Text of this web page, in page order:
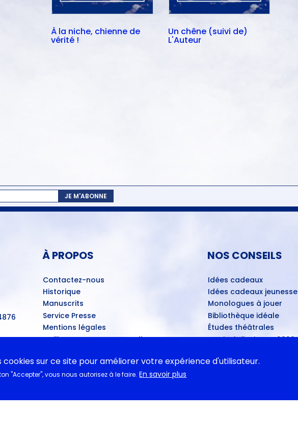
À la niche, chienne de
vérité !
Un chêne (suivi de)
L'Auteur
JE M'ABONNE
À PROPOS
Contactez-nous
Historique
Manuscrits
Service Presse
Mentions légales
Meilleures ventes mensuelles
Ventes dans les théâtres
A nouveau disponibles
NOS CONSEILS
Idées cadeaux
Idées cadeaux jeunesse
Monologues à jouer
Bibliothèque idéale
Études théâtrales
Festival d'Avignon 2026
EN CLASSE
cookies sur ce site pour améliorer votre expérience d'utilisateur.
"Accepter", vous nous autorisez à le faire. En savoir plus